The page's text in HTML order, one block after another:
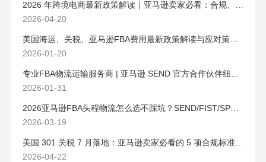
2026-04-20
美国海运、关税、亚马逊FBA费用最新政策解读与应对策略（2026版）
2026-01-20
2026-01-31
2026亚马逊FBA头程物流怎么选不踩坑？SEND/FIST/SPN官方认证物流商，只有这家敢承诺“准达率第一”
2026-03-19
美国 301 关税 7 月落地：亚马逊卖家必看的 5 项合规标准与稳交付方案
2026-04-22